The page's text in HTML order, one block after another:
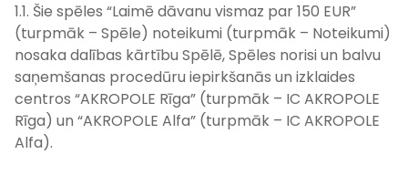
1.1. Šie spēles “Laimē dāvanu vismaz par 150 EUR”
(turpmāk – Spēle) noteikumi (turpmāk – Noteikumi)
nosaka dalības kārtību Spēlē, Spēles norisi un balvu
saņemšanas procedūru iepirkšanās un izklaides
centros “AKROPOLE Rīga” (turpmāk – IC AKROPOLE
Rīga) un “AKROPOLE Alfa” (turpmāk – IC AKROPOLE
Alfa).